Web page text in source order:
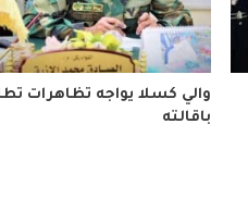
والي كسلا يواجه تظاهرات
باقالته